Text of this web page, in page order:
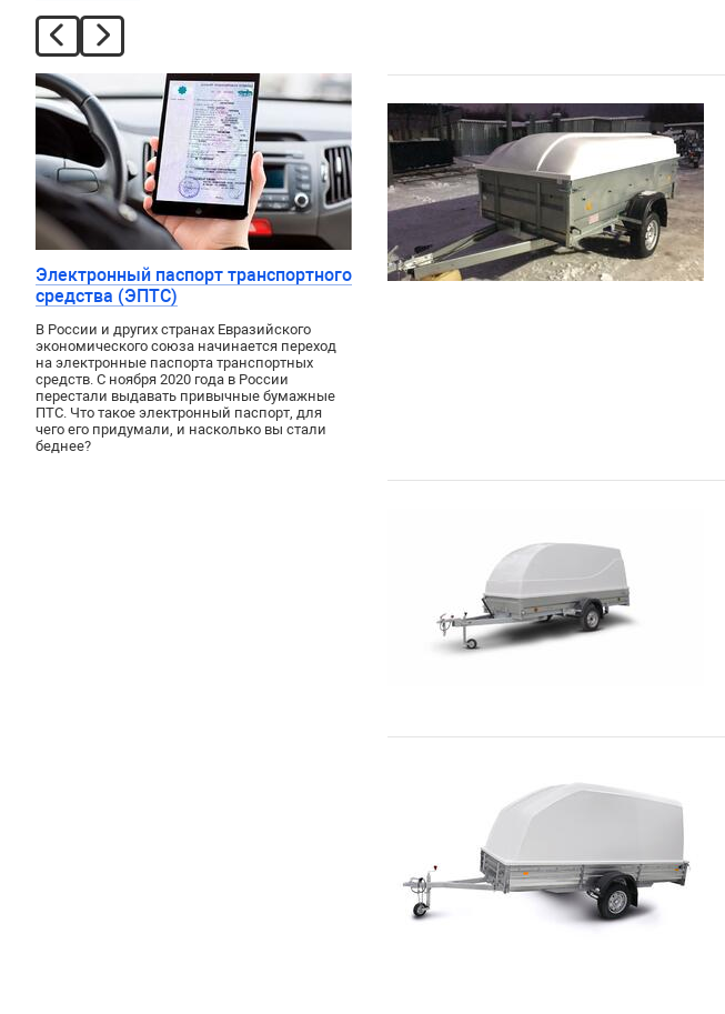
Электронный паспорт транспортного
средства (ЭПТС)
В России и других странах Евразийского
экономического союза начинается переход
на электронные паспорта транспортных
средств. С ноября 2020 года в России
перестали выдавать привычные бумажные
ПТС. Что такое электронный паспорт, для
чего его придумали, и насколько вы стали
беднее?